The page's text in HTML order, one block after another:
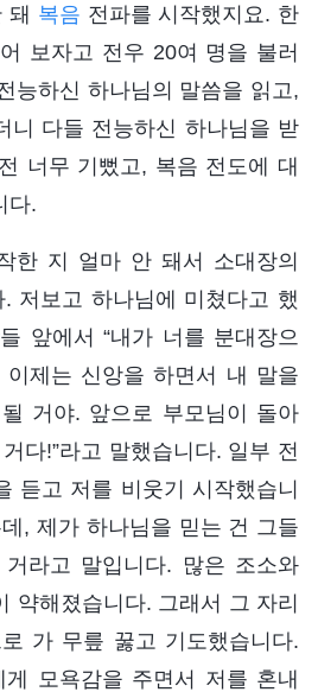
돼 복음 전파를 시작했지요. 한
보자고 전우 20여 명을 불러
능하신 하나님의 말씀을 읽고,
니 다들 전능하신 하나님을 받
너무 기뻤고, 복음 전도에 대
다.
한 지 얼마 안 돼서 소대장의
저보고 하나님에 미쳤다고 했
앞에서 “내가 너를 분대장으
이제는 신앙을 하면서 내 말을
거야. 앞으로 부모님이 돌아
다!”라고 말했습니다. 일부 전
듣고 저를 비웃기 시작했습니
, 제가 하나님을 믿는 건 그들
라고 말입니다. 많은 조소와
약해졌습니다. 그래서 그 자리
가 무릎 꿇고 기도했습니다.
게 모욕감을 주면서 저를 혼내